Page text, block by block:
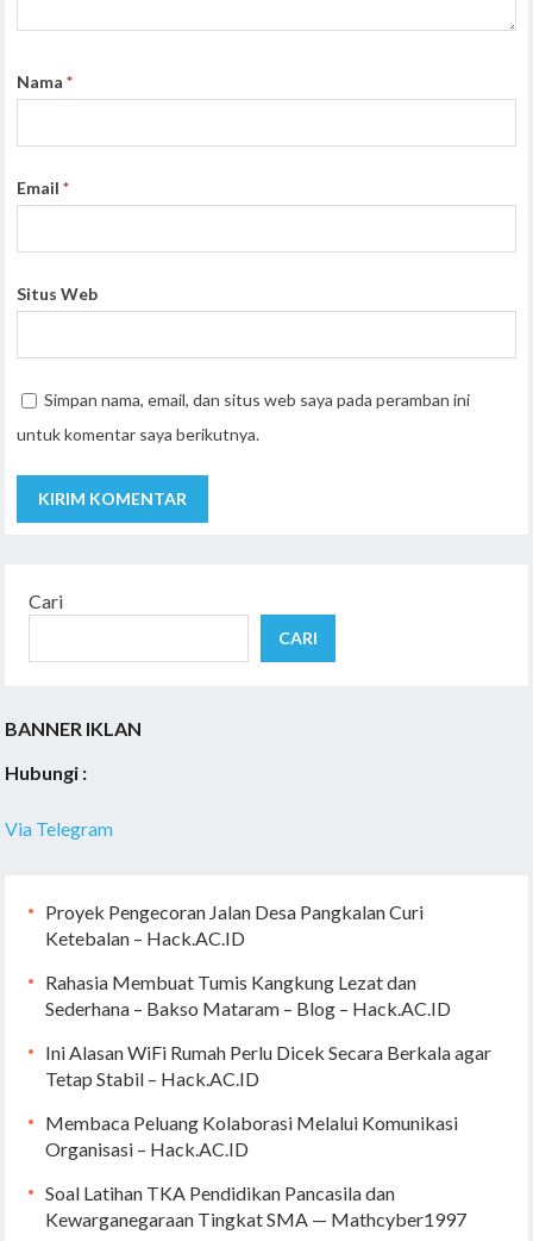
Nama*
Email*
Situs Web
Simpan nama, email, dan situs web saya pada peramban ini
untuk komentar saya berikutnya.
Cari
CARI
BANNER IKLAN
Hubungi :
Via Telegram
Proyek Pengecoran Jalan Desa Pangkalan Curi
Ketebalan – Hack.AC.ID
Rahasia Membuat Tumis Kangkung Lezat dan
Sederhana – Bakso Mataram – Blog – Hack.AC.ID
Ini Alasan WiFi Rumah Perlu Dicek Secara Berkala agar
Tetap Stabil – Hack.AC.ID
Membaca Peluang Kolaborasi Melalui Komunikasi
Organisasi – Hack.AC.ID
Soal Latihan TKA Pendidikan Pancasila dan
Kewarganegaraan Tingkat SMA — Mathcyber1997